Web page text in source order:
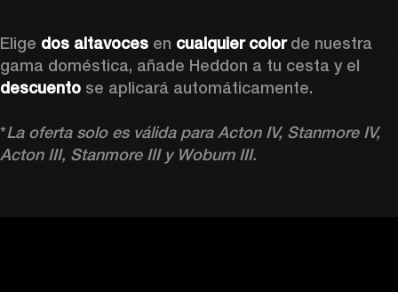
Elige dos altavoces en cualquier color de nuestra
descuento se aplicará automáticamente.
*La oferta solo es válida para Acton IV, Stanmore IV,
Acton III, Stanmore III y Woburn III.